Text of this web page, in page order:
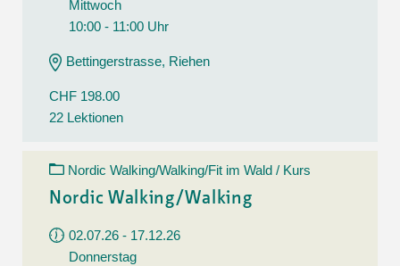
Mittwoch
10:00 - 11:00 Uhr
Bettingerstrasse, Riehen
CHF 198.00
22 Lektionen
Nordic Walking/Walking/Fit im Wald / Kurs
Nordic Walking/Walking
02.07.26 - 17.12.26
Donnerstag